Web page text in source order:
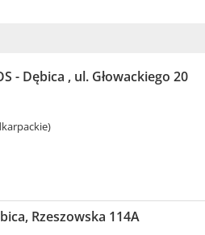
- Dębica , ul. Głowackiego 20
Rzeszowska 114A